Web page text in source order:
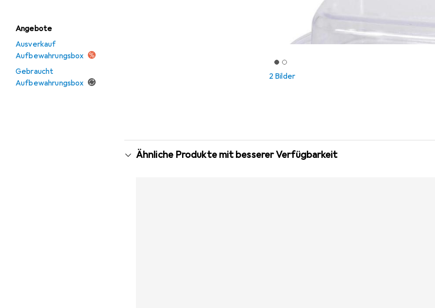
Angebote
Ausverkauf
Aufbewahrungsbox
Gebraucht
Aufbewahrungsbox
2 Bilder
Ähnliche Produkte mit besserer Verfügbarkeit